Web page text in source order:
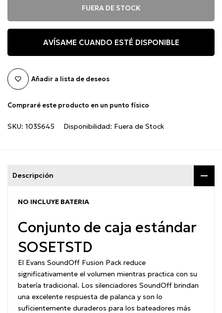
FUERA DE STOCK
AVÍSAME CUANDO ESTÉ DISPONIBLE
Añadir a lista de deseos
Compraré este producto en un punto físico
SKU: 1035645 Disponibilidad: Fuera de Stock
Descripción
NO INCLUYE BATERIA
Conjunto de caja estándar
SOSETSTD
El Evans SoundOff Fusion Pack reduce
significativamente el volumen mientras practica con su
batería tradicional. Los silenciadores SoundOff brindan
una excelente respuesta de palanca y son lo
suficientemente duraderos para los bateadores más